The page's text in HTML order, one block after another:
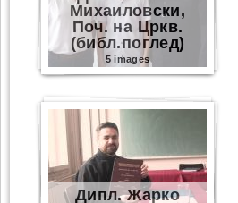
Михаиловски,
Поч. на Цркв.
(библ.поглед)
5 images
Дипл. Жарко